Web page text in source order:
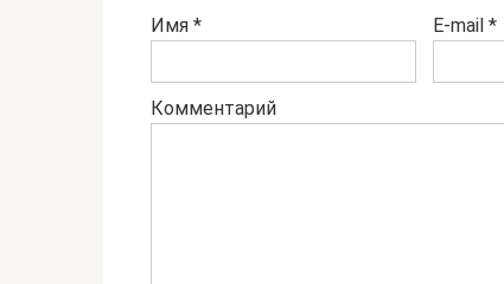
Имя * E-mail *
Комментарий